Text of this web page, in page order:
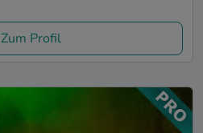
Zum Profil